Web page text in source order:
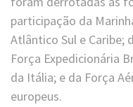
participação da
Atlântico Sul e Caribe;
Força Expedicionária
da Itália; e da Força
europeus.